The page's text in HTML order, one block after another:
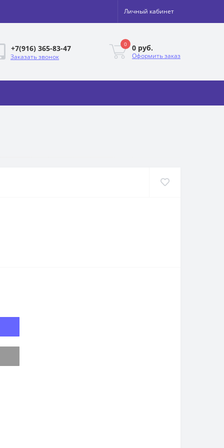
Личный кабинет
+7(916) 365-83-47
Заказать звонок
0 0 руб.
Оформить заказ